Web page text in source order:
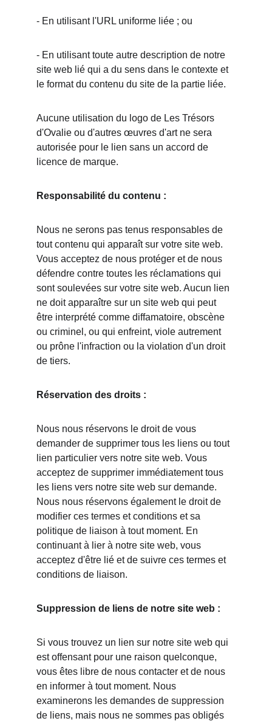
- En utilisant l'URL uniforme liée ; ou
- En utilisant toute autre description de notre
site web lié qui a du sens dans le contexte et
le format du contenu du site de la partie liée.
Aucune utilisation du logo de Les Trésors
d'Ovalie ou d'autres œuvres d'art ne sera
autorisée pour le lien sans un accord de
licence de marque.
Responsabilité du contenu :
Nous ne serons pas tenus responsables de
tout contenu qui apparaît sur votre site web.
Vous acceptez de nous protéger et de nous
défendre contre toutes les réclamations qui
sont soulevées sur votre site web. Aucun lien
ne doit apparaître sur un site web qui peut
être interprété comme diffamatoire, obscène
ou criminel, ou qui enfreint, viole autrement
ou prône l'infraction ou la violation d'un droit
de tiers.
Réservation des droits :
Nous nous réservons le droit de vous
demander de supprimer tous les liens ou tout
lien particulier vers notre site web. Vous
acceptez de supprimer immédiatement tous
les liens vers notre site web sur demande.
Nous nous réservons également le droit de
modifier ces termes et conditions et sa
politique de liaison à tout moment. En
continuant à lier à notre site web, vous
acceptez d'être lié et de suivre ces termes et
conditions de liaison.
Suppression de liens de notre site web :
Si vous trouvez un lien sur notre site web qui
est offensant pour une raison quelconque,
vous êtes libre de nous contacter et de nous
en informer à tout moment. Nous
examinerons les demandes de suppression
de liens, mais nous ne sommes pas obligés